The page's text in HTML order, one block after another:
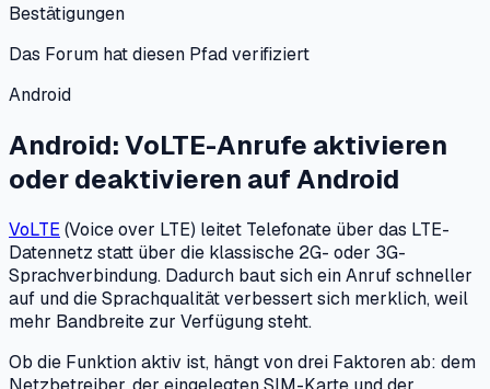
Bestätigungen
Das Forum hat diesen Pfad verifiziert
Android
Android: VoLTE-Anrufe aktivieren
oder deaktivieren aufAndroid
VoLTE (Voice over LTE) leitet Telefonate über das LTE-
Datennetz statt über die klassische 2G- oder 3G-
Sprachverbindung. Dadurch baut sich ein Anruf schneller
auf und die Sprachqualität verbessert sich merklich, weil
mehr Bandbreite zur Verfügung steht.
Ob die Funktion aktiv ist, hängt von drei Faktoren ab: dem